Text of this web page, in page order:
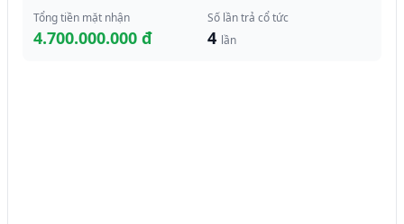
Tổng tiền mặt nhận
4.700.000.000 đ
Số lần trả cổ tức
4 lần